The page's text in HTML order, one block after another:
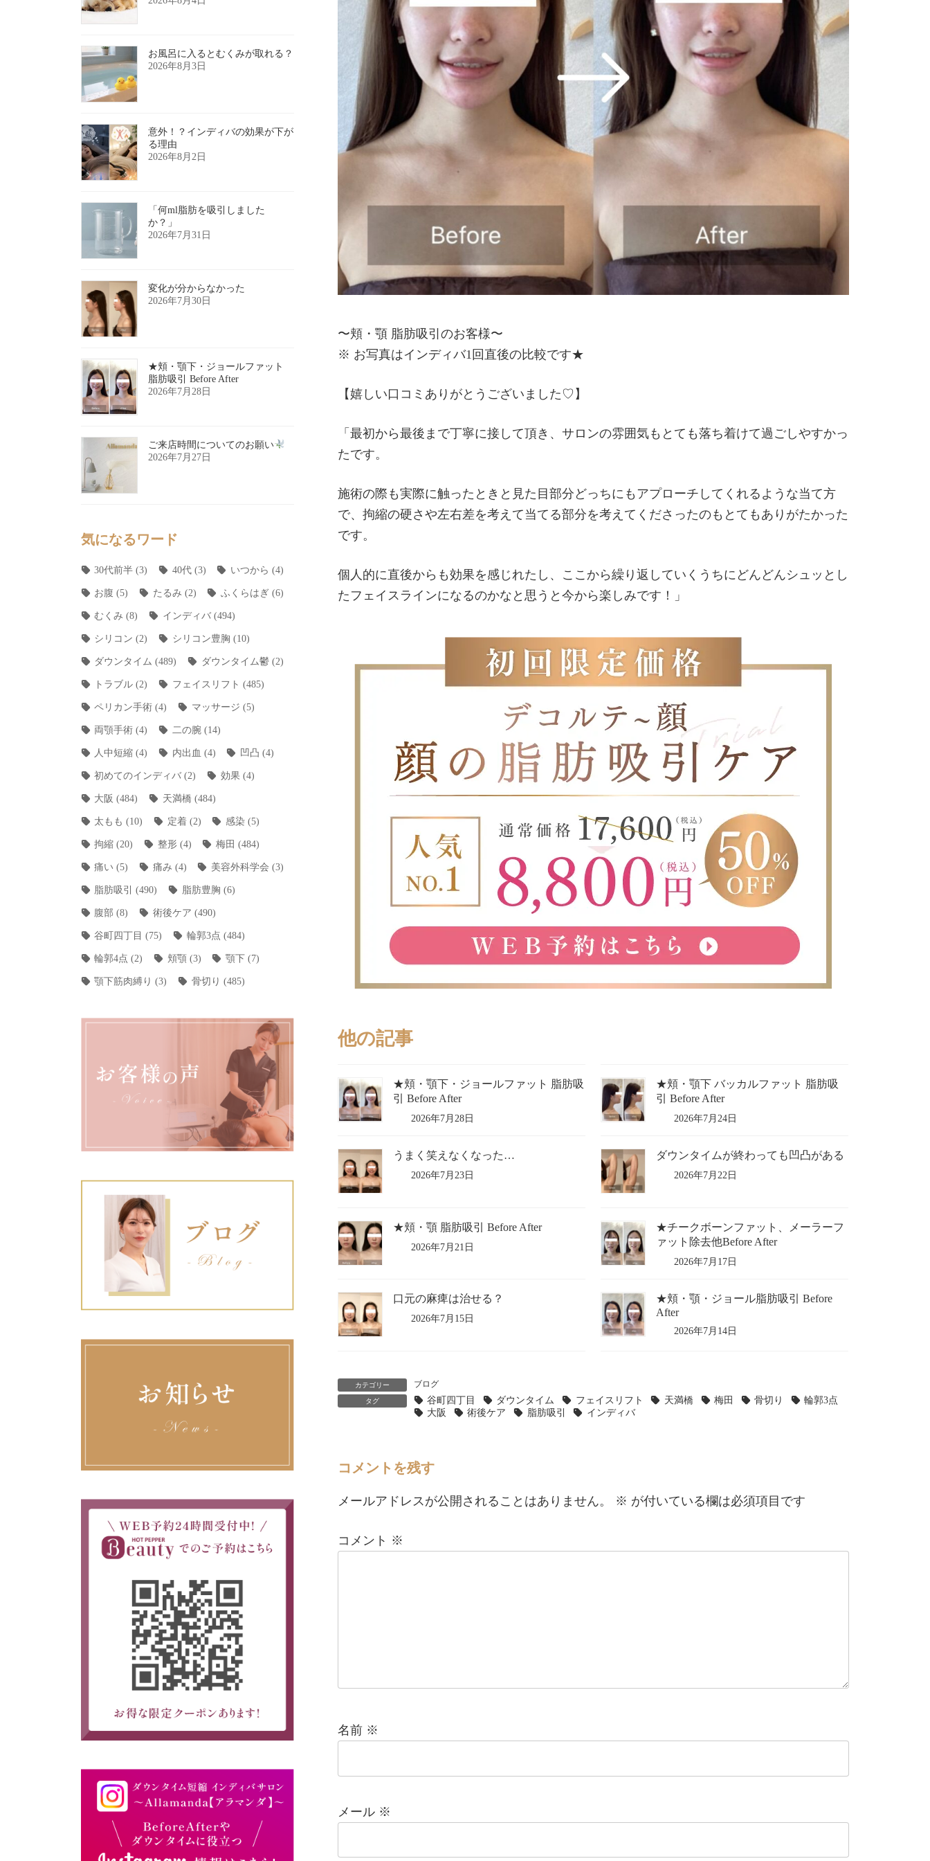
〜頬・顎 脂肪吸引のお客様〜
※ お写真はインディバ1回直後の比較です★
【嬉しい口コミありがとうございました♡】
「最初から最後まで丁寧に接して頂き、サロンの雰囲気もとても落ち着けて過ごしやすかっ
たです。
施術の際も実際に触ったときと見た目部分どっちにもアプローチしてくれるような当て方
で、拘縮の硬さや左右差を考えて当てる部分を考えてくださったのもとてもありがたかった
です。
個人的に直後からも効果を感じれたし、ここから繰り返していくうちにどんどんシュッとし
たフェイスラインになるのかなと思うと今から楽しみです！」
他の記事
★頬・顎下・ジョールファット 脂肪吸
引 Before After
2026年7月28日
★頬・顎下 バッカルファット 脂肪吸
引 Before After
2026年7月24日
うまく笑えなくなった…
2026年7月23日
ダウンタイムが終わっても凹凸がある
2026年7月22日
★頬・顎 脂肪吸引 Before After
2026年7月21日
★チークボーンファット、メーラーフ
ァット除去他Before After
2026年7月17日
口元の麻痺は治せる？
2026年7月15日
★頬・顎・ジョール脂肪吸引 Before
After
2026年7月14日
カテゴリー ブログ
タグ 谷町四丁目 ダウンタイム フェイスリフト 天満橋 梅田 骨切り
輪郭3点
大阪
術後ケア 脂肪吸引 インディバ
コメントを残す
メールアドレスが公開されることはありません。 ※ が付いている欄は必須項目です
コメント ※
名前 ※
メール ※
お風呂に入るとむくみが取れる？
2026年8月3日
意外！？インディバの効果が下が
る理由
2026年8月2日
「何ml脂肪を吸引しました
か？」
2026年7月31日
変化が分からなかった
2026年7月30日
★頬・顎下・ジョールファット
脂肪吸引 Before After
2026年7月28日
ご来店時間についてのお願い
2026年7月27日
気になるワード
30代前半 (3) 40代(3) いつから (4)
お腹 (5) たるみ (2) ふくらはぎ(6)
むくみ (8) インディバ(494)
シリコン (2) シリコン豊胸 (10)
ダウンタイム (489) ダウンタイム鬱(2)
トラブル (2) フェイスリフト (485)
ペリカン手術 (4) マッサージ (5)
両顎手術 (4) 二の腕(14)
人中短縮 (4) 内出血 (4) 凹凸 (4)
初めてのインディバ (2) 効果 (4)
大阪 (484) 天満橋 (484)
太もも (10) 定着 (2) 感染 (5)
拘縮 (20) 整形(4) 梅田 (484)
痛い (5) 痛み (4) 美容外科学会 (3)
脂肪吸引 (490) 脂肪豊胸 (6)
腹部 (8) 術後ケア (490)
谷町四丁目 (75) 輪郭3点 (484)
輪郭4点 (2) 頬顎 (3) 顎下(7)
顎下筋肉縛り (3) 骨切り (485)